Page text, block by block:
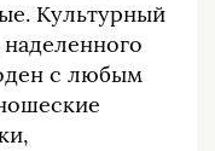
Культурный
с любым